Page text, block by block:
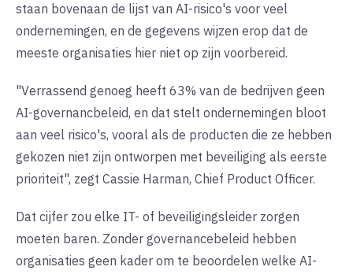
staan bovenaan de lijst van AI-risico's voor veel
ondernemingen, en de gegevens wijzen erop dat de
meeste organisaties hier niet op zijn voorbereid.
"Verrassend genoeg heeft 63% van de bedrijven geen
AI-governancbeleid, en dat stelt ondernemingen bloot
aan veel risico's, vooral als de producten die ze hebben
gekozen niet zijn ontworpen met beveiliging als eerste
prioriteit", zegt Cassie Harman, Chief Product Officer.
Dat cijfer zou elke IT- of beveiligingsleider zorgen
moeten baren. Zonder governancebeleid hebben
organisaties geen kader om te beoordelen welke AI-